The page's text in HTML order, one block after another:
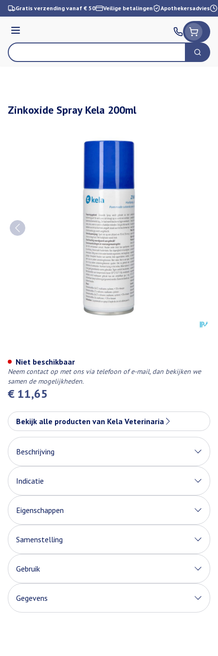
Ga naar de inhoud
Gratis verzending vanaf € 50 Veilige betalingen Apothekersadvies
Menu
Product, merk, categorie... Zoek
Zinkoxide Spray Kela 200ml
€ 11,65
Niet beschikbaar
Neem contact op met ons via telefoon of e-mail, dan bekijken we
samen de mogelijkheden.
Bekijk alle producten van Kela Veterinaria
Beschrijving
Indicatie
Eigenschappen
Samenstelling
Gebruik
Gegevens